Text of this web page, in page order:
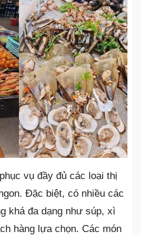
vụ đầy đủ các loại thị
Đặc biệt, có nhiều các
khá đa dạng như súp, xì
hàng lựa chọn. Các món